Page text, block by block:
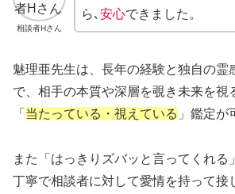
相談者Hさん
ら､ 安心できました。
魅理亜先生は、長年の経験と独自の霊
で、相手の本質や深層を覗き未来を視
「 当たっている・視えている 」鑑定が
また「はっきりズバッと言ってくれる
丁寧で相談者に対して愛情を持って接